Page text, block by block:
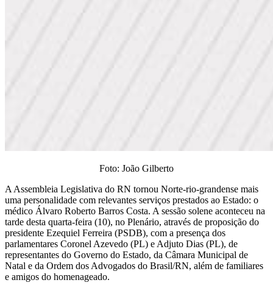
Foto: João Gilberto
A Assembleia Legislativa do RN tornou Norte-rio-grandense mais
uma personalidade com relevantes serviços prestados ao Estado: o
médico Álvaro Roberto Barros Costa. A sessão solene aconteceu na
tarde desta quarta-feira (10), no Plenário, através de proposição do
presidente Ezequiel Ferreira (PSDB), com a presença dos
parlamentares Coronel Azevedo (PL) e Adjuto Dias (PL), de
representantes do Governo do Estado, da Câmara Municipal de
Natal e da Ordem dos Advogados do Brasil/RN, além de familiares
e amigos do homenageado.